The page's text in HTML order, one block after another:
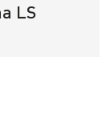
LS